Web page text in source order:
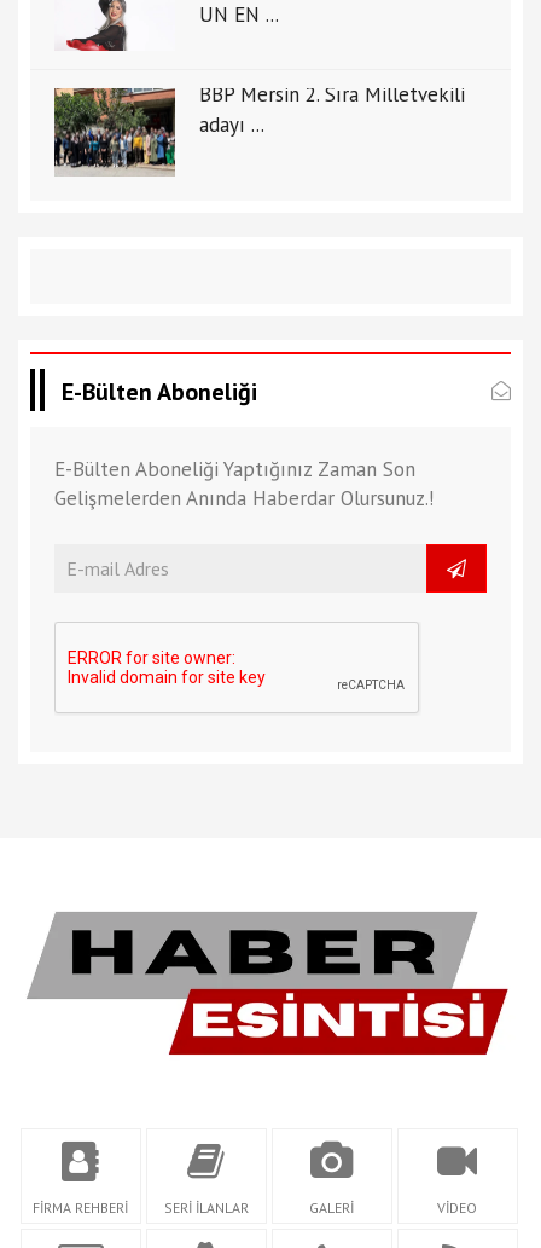
UN EN ...
BBP Mersin 2. Sıra Milletvekili
adayı ...
E-Bülten Aboneliği
E-Bülten Aboneliği Yaptığınız Zaman Son
Gelişmelerden Anında Haberdar Olursunuz.!
FİRMA REHBERİ SERİ İLANLAR GALERİ VİDEO